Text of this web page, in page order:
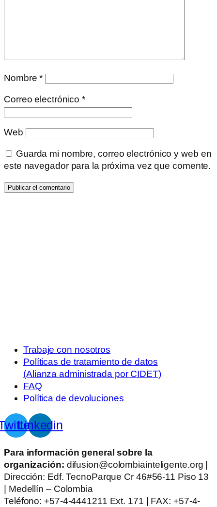
Nombre*
Correo electrónico*
Web
Guarda mi nombre, correo electrónico y web en
este navegador para la próxima vez que comente.
Trabaje con nosotros
Políticas de tratamiento de datos
(Alianza administrada por CIDET)
FAQ
Política de devoluciones
Linkedin
Para información general sobre la
organización: difusion@colombiainteligente.org |
Dirección: Edf. TecnoParque Cr 46#56-11 Piso 13
| Medellín – Colombia
Teléfono: +57-4-4441211 Ext. 171 | FAX: +57-4-